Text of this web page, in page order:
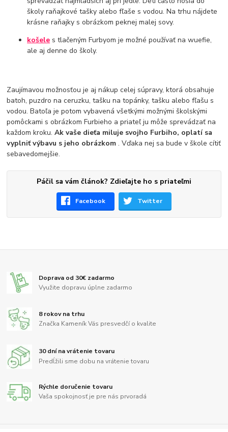
školy raňajkové tašky alebo fľaše s vodou. Na trhu nájdete
krásne raňajky s obrázkom peknej malej sovy.
košele s tlačeným Furbyom je možné používať na wuefie,
ale aj denne do školy.
Zaujímavou možnosťou je aj nákup celej súpravy, ktorá obsahuje
batoh, puzdro na ceruzku, tašku na topánky, tašku alebo fľašu s
vodou. Batoľa je potom vybavená všetkými možnými školskými
pomôckami s obrázkom Furbieho a priateľ ju môže sprevádzať na
každom kroku.Ak vaše dieťa miluje svojho Furbiho, oplatí sa
vyplniť výbavu s jeho obrázkom. Vďaka nej sa bude v škole cítiť
sebavedomejšie.
Páčil sa vám článok? Zdieľajte ho s priateľmi
Facebook Twitter
Doprava od 30€ zadarmo
Využite dopravu úplne zadarmo
8 rokov na trhu
Značka Kameník Vás presvedčí o kvalite
30 dní na vrátenie tovaru
Predĺžili sme dobu na vrátenie tovaru
Rýchle doručenie tovaru
Vaša spokojnosť je pre nás prvoradá